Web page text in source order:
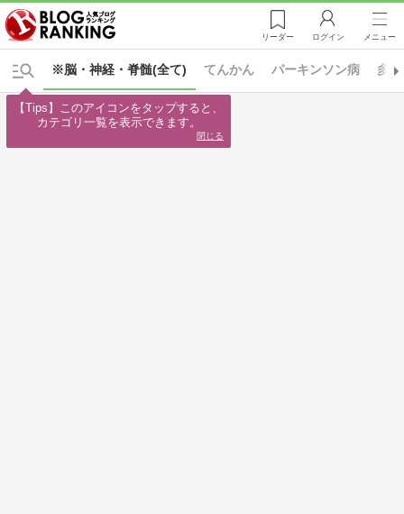
リーダー ログイン メニュー
※脳・神経・脊髄(全て) てんかん パーキンソン病 多
【Tips】このアイコンをタップすると、
カテゴリ一覧を表示できます。
閉じる